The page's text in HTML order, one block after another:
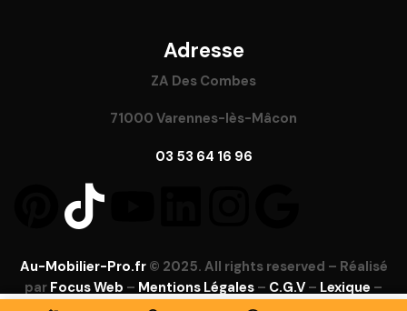
Adresse
ZA Des Combes
71000 Varennes-lès-Mâcon
03 53 64 16 96
Au-Mobilier-Pro.fr© 2025. All rights reserved – Réalisé
par Focus Web – Mentions Légales – C.G.V – Lexique –